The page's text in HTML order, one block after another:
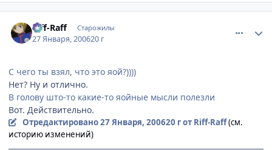
Riff-Raff Старожилы
27 Января, 200620 г
С чего ты взял, что это яой?))))
Нет? Ну и отлично.
В голову што-то какие-то яойные мысли полезли
Вот. Действительно.
Отредактировано27 Января, 200620 гот Riff-Raff(см.
историю изменений)